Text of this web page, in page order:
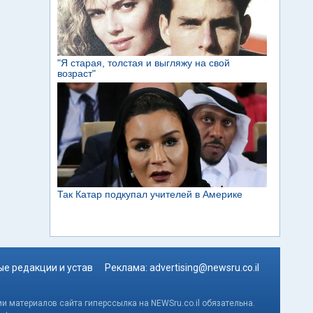
редакции и устав Реклама: advertising@newsru.co.il
сайта гиперссылка на NEWSru.co.il обязательна.